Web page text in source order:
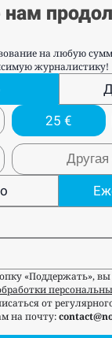
нам
на любую
журналистику!
25 €
«Поддержать», вы
от
на почту: